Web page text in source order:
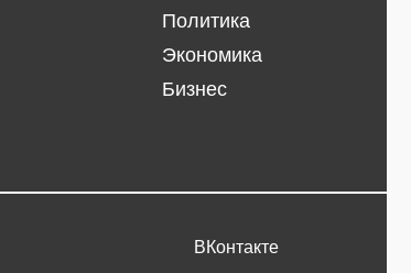
Политика
Экономика
Бизнес
ВКонтакте